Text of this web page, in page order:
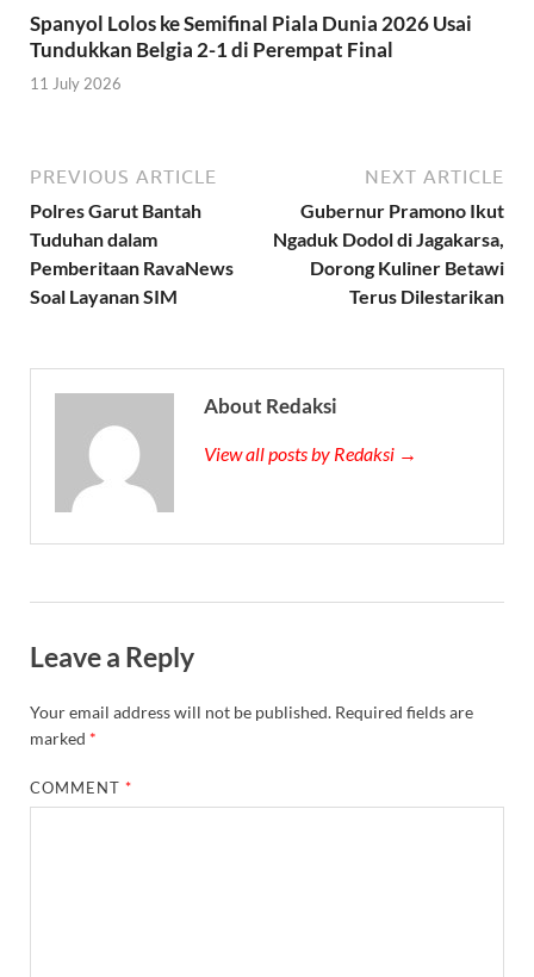
Spanyol Lolos ke Semifinal Piala Dunia 2026 Usai
Tundukkan Belgia 2-1 di Perempat Final
11 July 2026
PREVIOUS ARTICLE
Polres Garut Bantah
Tuduhan dalam
Pemberitaan RavaNews
Soal Layanan SIM
NEXT ARTICLE
Gubernur Pramono Ikut
Ngaduk Dodol di Jagakarsa,
Dorong Kuliner Betawi
Terus Dilestarikan
About Redaksi
View all posts by Redaksi →
Leave a Reply
Your email address will not be published. Required fields are
marked *
COMMENT*